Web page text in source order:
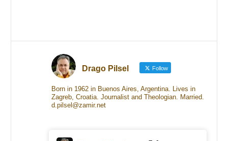
Drago Pilsel Follow
Born in 1962 in Buenos Aires, Argentina. Lives in
Zagreb, Croatia. Journalist and Theologian. Married.
d.pilsel@zamir.net